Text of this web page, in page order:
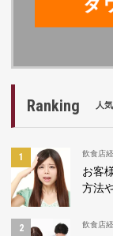
Ranking 人
飲食店
お客
方法
飲食店